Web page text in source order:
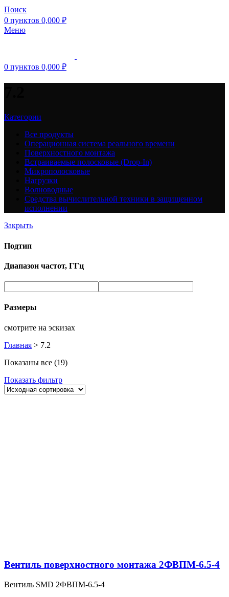
Поиск
0 пунктов 0,000 ₽
Меню
0 пунктов 0,000 ₽
Категории
Все продукты
Операционная система реального времени
Поверхностного монтажа
Встраиваемые полосковые (Drop-In)
Микрополосковые
Нагрузки
Волноводные
Средства вычислительной техники в защищенном
исполнении
Закрыть
Подтип
Диапазон частот, ГГц
Размеры
смотрите на эскизах
Главная > 7.2
Показаны все (19)
Показать фильтр
Вентиль поверхностного монтажа 2ФВПМ-6.5-4
Вентиль SMD 2ФВПМ-6.5-4